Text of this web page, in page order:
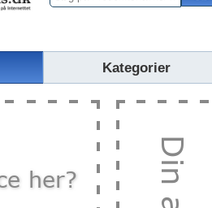
Kategorier